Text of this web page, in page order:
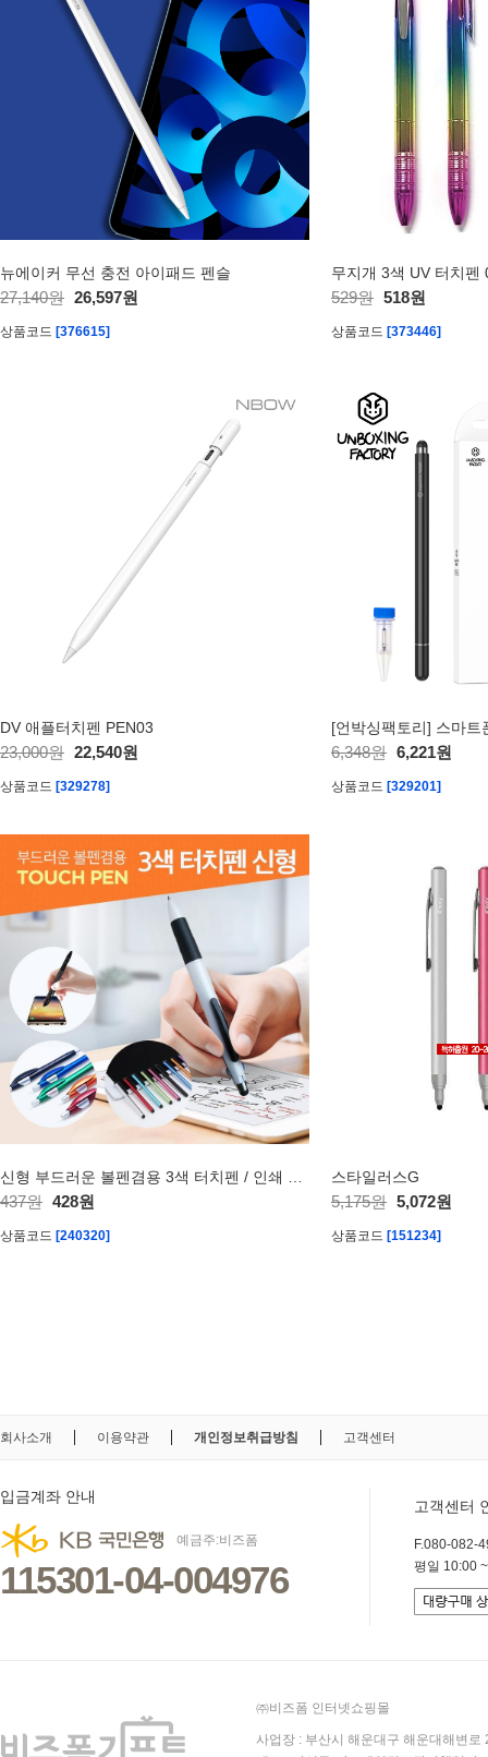
뉴에이커 무선 충전 아이패드 펜슬
27,140원 26,597원
상품코드 [376615]
무지개 3색 UV 터치펜
529원 518원
상품코드 [373446]
DV 애플터치펜 PEN03
23,000원 22,540원
상품코드 [329278]
6,348원 6,221원
상품코드 [329201]
437원 428원
상품코드 [240320]
스타일러스G
5,175원 5,072원
상품코드 [151234]
회사소개 이용약관 개인정보취급방침 고객센터
입금계좌 안내
예금주:비즈폼
115301-04-004976
고객센터
F.080-082-
평일 10:00
㈜비즈폼 인터넷쇼핑몰
사업장 : 부산시 해운대구 해운대해변